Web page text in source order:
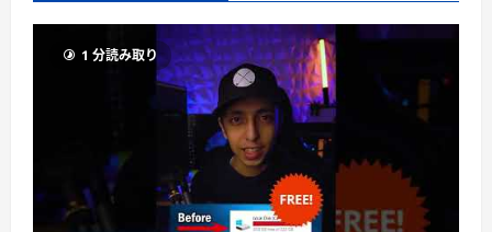
1 分読み取り